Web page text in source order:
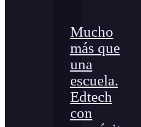
Mucho
más que
una
escuela.
Edtech
con